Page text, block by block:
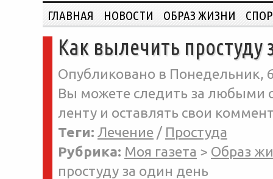
ГЛАВНАЯ НОВОСТИ ОБРАЗ ЖИЗНИ
Как вылечить простуду
Опубликовано в Понедельник,
Вы можете следить за любыми
ленту и оставлять свои
Теги: Лечение / Простуда
Рубрика: Моя газета > Образ
простуду за один день